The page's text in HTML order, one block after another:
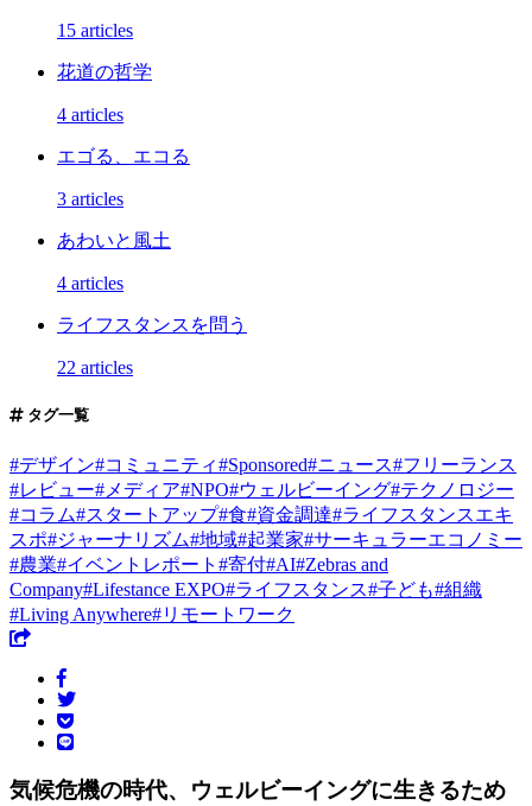
15 articles
花道の哲学
4 articles
エゴる、エコる
3 articles
あわいと風土
4 articles
ライフスタンスを問う
22 articles
タグ一覧
#デザイン#コミュニティ#Sponsored#ニュース#フリーランス
#レビュー# メディア#NPO#ウェルビーイング#テクノロジー
#コラム#スタートアップ#食#資金調達#ライフスタンスエキ
スポ#ジャーナリズム#地域#起業家#サーキュラーエコノミー
#農業#イベントレポート #寄付#AI#Zebras and
Company#Lifestance EXPO#ライフスタンス#子ども#組織
#Living Anywhere#リモートワーク
気候危機の時代、ウェルビーイングに生きるため